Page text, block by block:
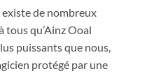
existe de nombreux
tous qu’Ainz Ooal
puissants que nous,
protégé par une